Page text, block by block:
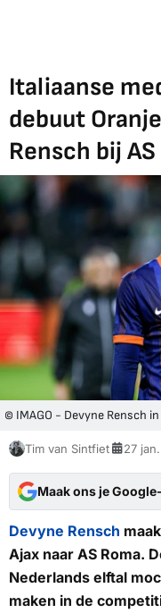
Italiaanse
debuut
Rensch bij
© IMAGO - Devyne Rensch
Tim van Sintfiet 27
Maak ons je
Devyne Rensch
Ajax naar AS Roma.
Nederlands elftal
maken in de